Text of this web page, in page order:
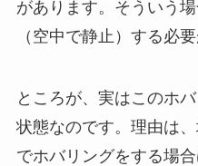
があります。そういう
（空中で静止）する必
ところが、実はこのホ
状態なのです。理由は
でホバリングをする場